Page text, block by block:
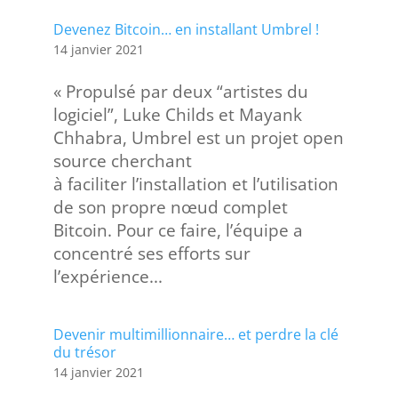
Devenez Bitcoin… en installant Umbrel !
14 janvier 2021
« Propulsé par deux “artistes du
logiciel”, Luke Childs et Mayank
Chhabra, Umbrel est un projet open
source cherchant
à faciliter l’installation et l’utilisation
de son propre nœud complet
Bitcoin. Pour ce faire, l’équipe a
concentré ses efforts sur
l’expérience...
Devenir multimillionnaire… et perdre la clé
du trésor
14 janvier 2021